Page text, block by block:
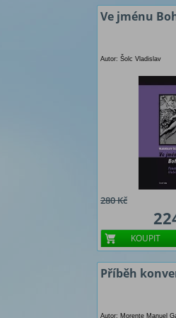
Ve jménu
Autor: Šolc Vladislav
280 Kč
KOUPIT
Příběh
Autor: Morente Manuel